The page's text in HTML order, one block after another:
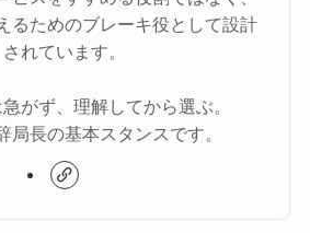
るためのブレーキ役として設計
されています。
がず、理解してから選ぶ。
局長の基本スタンスです。